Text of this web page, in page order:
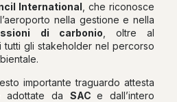
International , che riconosce
nella gestione e nella
di carbonio , oltre al
tutti gli stakeholder nel percorso
importante traguardo attesta
adottate da SACe dall’intero